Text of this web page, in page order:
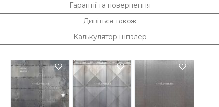
Гарантії та повернення
Дивіться також
Калькулятор шпалер